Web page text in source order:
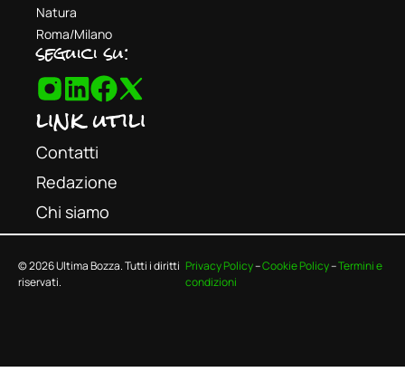
Natura
Roma/Milano
seguici su:
link utili
Contatti
Redazione
Chi siamo
© 2026 Ultima Bozza. Tutti i diritti
riservati.
Privacy Policy–Cookie Policy–Termini e
condizioni